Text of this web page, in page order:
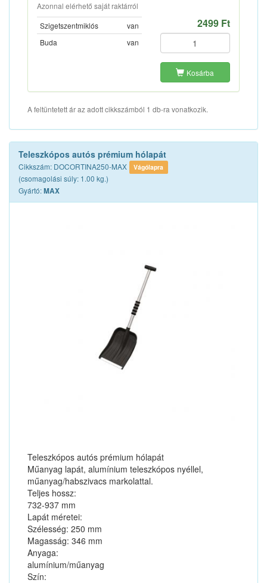
Azonnal elérhető saját raktárról
Szigetszentmiklós
van
Buda
van
2499 Ft
Kosárba
A feltüntetett ár az adott cikkszámból 1 db-ra vonatkozik.
Teleszkópos autós prémium hólapát
Cikkszám: DOCORTINA250-MAX Vágólapra
(csomagolási súly: 1.00 kg.)
Gyártó:MAX
Teleszkópos autós prémium hólapát
Műanyag lapát, alumínium teleszkópos nyéllel,
műanyag/habszivacs markolattal.
Teljes hossz:
732-937 mm
Lapát méretei:
Szélesség: 250 mm
Magasság: 346 mm
Anyaga:
alumínium/műanyag
Szín: